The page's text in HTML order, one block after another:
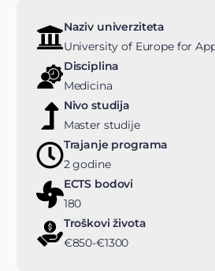
Naziv univerziteta
University of Europe for
Disciplina
Medicina
Nivo studija
Master studije
Trajanje programa
2 godine
ECTS bodovi
180
Troškovi života
€850-€1300